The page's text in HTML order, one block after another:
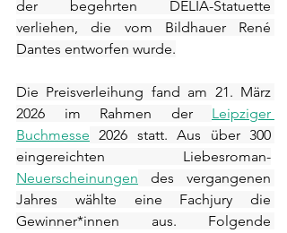
der begehrten DELIA-Statuette
verliehen, die vom Bildhauer René
Dantes entworfen wurde.
Die Preisverleihung fand am 21. März
2026 im Rahmen der Leipziger
Buchmesse 2026 statt. Aus über 300
eingereichten Liebesroman-
Neuerscheinungen des vergangenen
Jahres wählte eine Fachjury die
Gewinner*innen aus. Folgende